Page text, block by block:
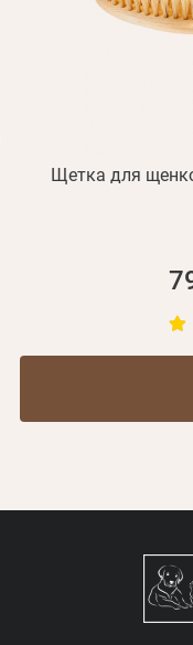
Щетка для